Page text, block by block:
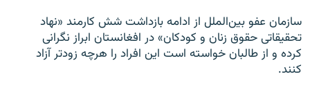
سازمان عفو بین‌الملل از ادامه بازداشت شش کارمند «نهاد
تحقیقاتی حقوق زنان و کودکان» در افغانستان ابراز نگرانی
کرده و از طالبان خواسته است این افراد را هرچه زودتر آزاد
کنند.